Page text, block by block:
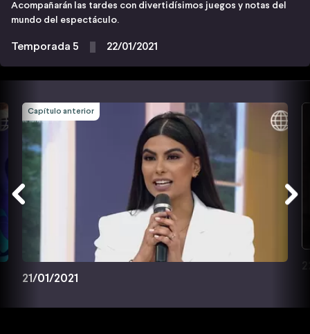
Acompañarán las tardes con divertidísimos juegos y notas del
mundo del espectáculo.
Temporada 5 22/01/2021
Capítulo anterior
21/01/2021